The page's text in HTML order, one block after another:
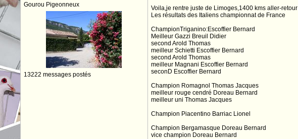
Gourou Pigeonneux
13222 messages postés
Voila,je rentre juste de Limoges,1400 kms aller-retour
Les résultats des Italiens championnat de France
ChampionTriganino:Escoffier Bernard
Meilleur Gazzi Breuil Didier
second Arold Thomas
meilleur Schietti Escoffier Bernard
second Arold Thomas
meilleur Magnani Escoffier Bernard
seconD Escoffier Bernard
Champion Romagnol Thomas Jacques
meilleur rouge cendré Doreau Bernard
meilleur uni Thomas Jacques
Champion Piacentino Barriac Lionel
Champion Bergamasque Doreau Bernard
vice champion Doreau Bernard